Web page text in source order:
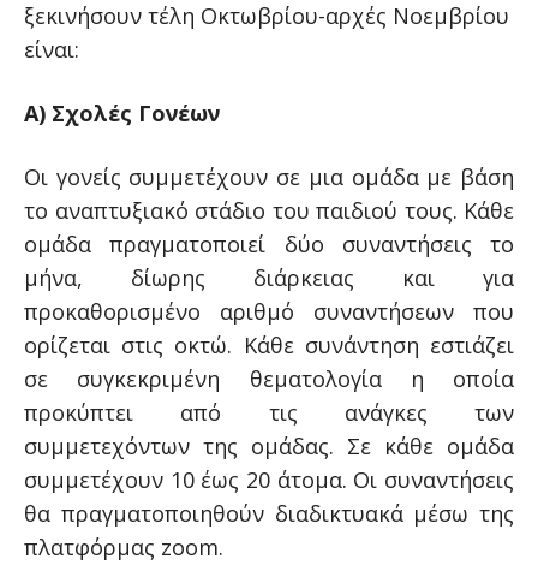
ξεκινήσουν τέλη Οκτωβρίου-αρχές Νοεμβρίου
είναι:
Α) Σχολές Γονέων
Οι γονείς συμμετέχουν σε μια ομάδα με βάση
το αναπτυξιακό στάδιο του παιδιού τους. Κάθε
ομάδα πραγματοποιεί δύο συναντήσεις το
μήνα, δίωρης διάρκειας και για
προκαθορισμένο αριθμό συναντήσεων που
ορίζεται στις οκτώ. Κάθε συνάντηση εστιάζει
σε συγκεκριμένη θεματολογία η οποία
προκύπτει από τις ανάγκες των
συμμετεχόντων της ομάδας. Σε κάθε ομάδα
συμμετέχουν 10 έως 20 άτομα. Οι συναντήσεις
θα πραγματοποιηθούν διαδικτυακά μέσω της
πλατφόρμας zoom.